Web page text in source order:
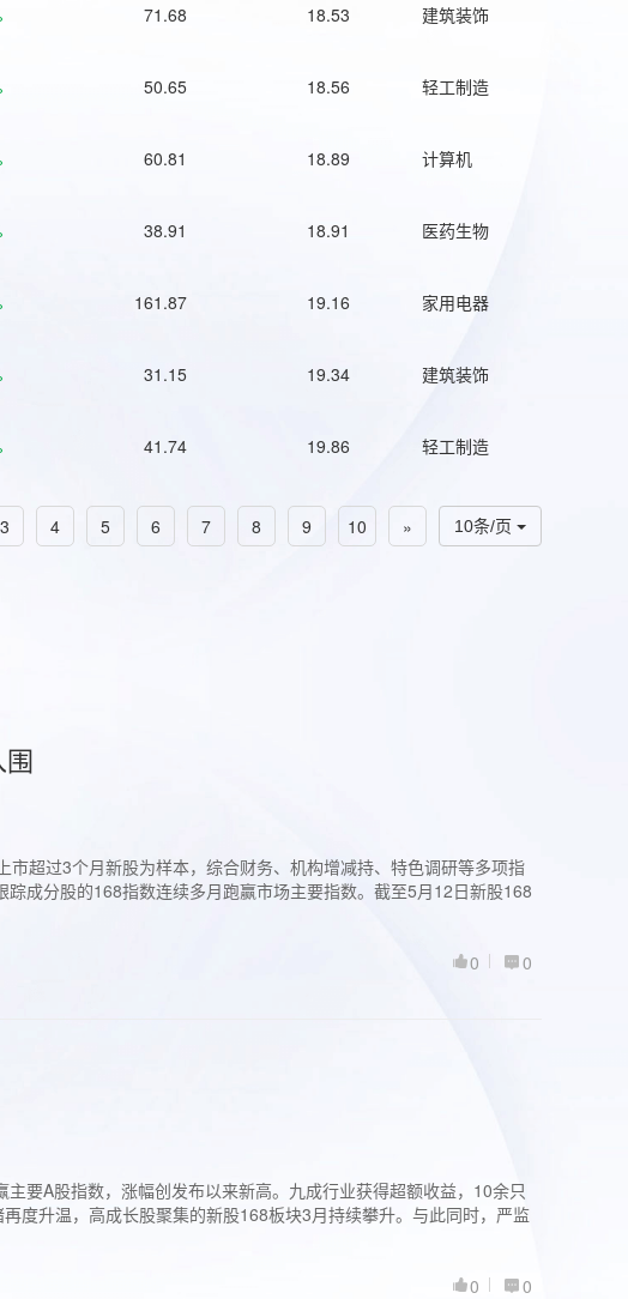
71.68 18.53 建筑装饰
50.65 18.56 轻工制造
60.81 18.89 计算机
38.91 18.91 医药生物
161.87 19.16 家用电器
31.15 19.34 建筑装饰
41.74 19.86 轻工制造
10条/页
3 4 5 6 7 8 9 10 »
超过3个月新股为样本，综合财务、机构增减持、特色调研等多项指
成分股的168指数连续多月跑赢市场主要指数。截至5月12日新股168
0
0
要A股指数，涨幅创发布以来新高。九成行业获得超额收益，10余只
度升温，高成长股聚集的新股168板块3月持续攀升。与此同时，严监
0
0